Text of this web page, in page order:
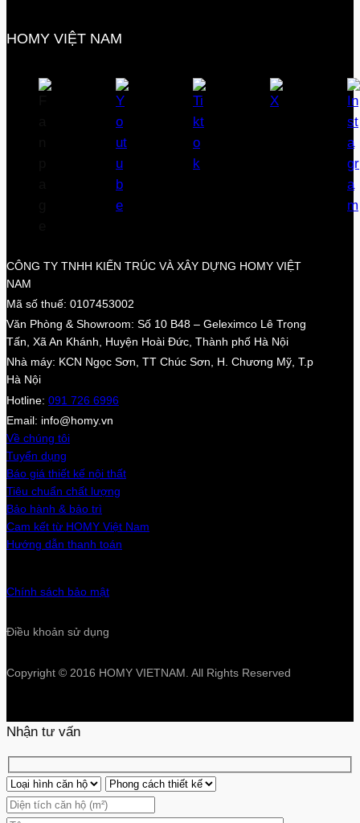
HOMY VIỆT NAM
CÔNG TY TNHH KIẾN TRÚC VÀ XÂY DỰNG HOMY VIỆT
NAM
Mã số thuế: 0107453002
Văn Phòng & Showroom: Số 10 B48 – Geleximco Lê Trọng
Tấn, Xã An Khánh, Huyện Hoài Đức, Thành phố Hà Nội
Nhà máy: KCN Ngọc Sơn, TT Chúc Sơn, H. Chương Mỹ, T.p
Hà Nội
Hotline: 091 726 6996
Email: info@homy.vn
Về chúng tôi
Tuyển dụng
Báo giá thiết kế nội thất
Tiêu chuẩn chất lượng
Bảo hành & bảo trì
Cam kết từ HOMY Việt Nam
Hướng dẫn thanh toán
Chính sách bảo mật
Điều khoản sử dụng
Copyright © 2016 HOMY VIETNAM. All Rights Reserved
Nhận tư vấn